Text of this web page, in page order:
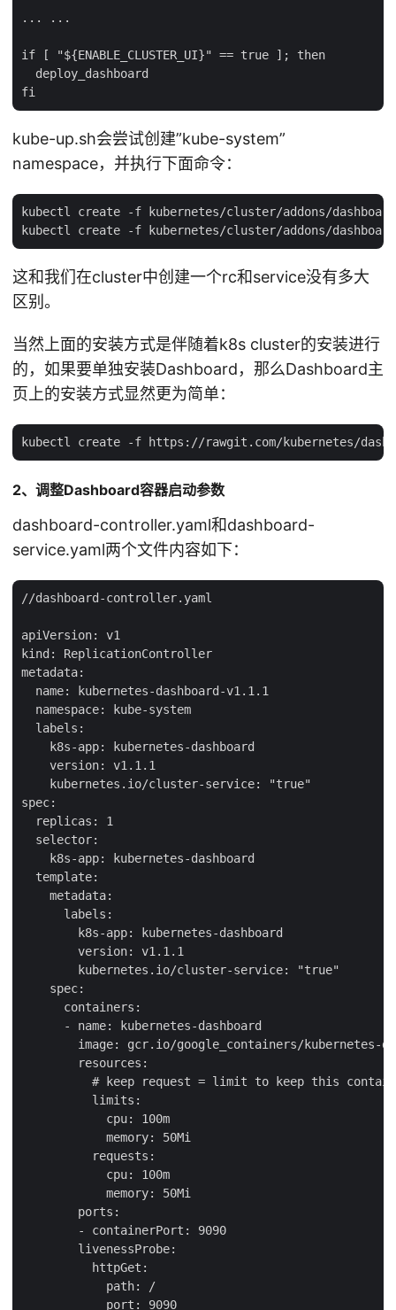
... ...
if [ "${ENABLE_CLUSTER_UI}" == true ]; then
  deploy_dashboard
kube-up.sh会尝试创建”kube-system”
namespace，并执行下面命令：
kubectl create -f kubernetes/cluster/addons/
这和我们在cluster中创建一个rc和service没有多大
区别。
当然上面的安装方式是伴随着k8s cluster的安装进行
的，如果要单独安装Dashboard，那么Dashboard主
页上的安装方式显然更为简单：
2、调整Dashboard容器启动参数
dashboard-controller.yaml和dashboard-
service.yaml两个文件内容如下：
//dashboard-controller.yaml
apiVersion: v1
kind: ReplicationController
metadata:
  name: kubernetes-dashboard-v1.1.1
  namespace: kube-system
  labels:
    k8s-app: kubernetes-dashboard
    version: v1.1.1
    kubernetes.io/cluster-service: "true"
spec:
  replicas: 1
  selector:
    k8s-app: kubernetes-dashboard
  template:
    metadata:
      labels:
        k8s-app: kubernetes-dashboard
        version: v1.1.1
        kubernetes.io/cluster-service: "true"
    spec:
      containers:
      - name: kubernetes-dashboard
image: gcr.io/google_containers/kubernetes-
        resources:
# keep request = limit to keep this
          limits:
            cpu: 100m
            memory: 50Mi
          requests:
            cpu: 100m
            memory: 50Mi
        ports:
        - containerPort: 9090
        livenessProbe:
          httpGet:
            path: /
            port: 9090